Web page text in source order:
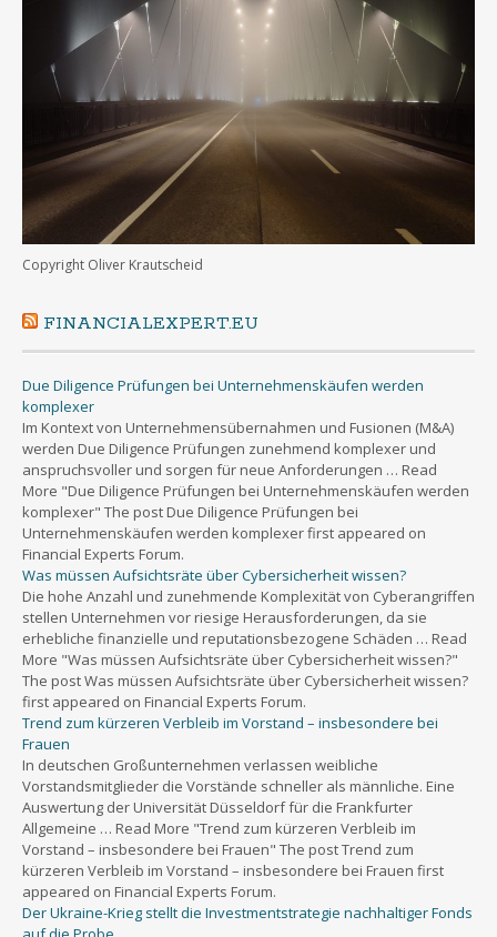
Copyright Oliver Krautscheid
FINANCIALEXPERT.EU
Due Diligence Prüfungen bei Unternehmenskäufen werden
komplexer
Im Kontext von Unternehmensübernahmen und Fusionen (M&A)
werden Due Diligence Prüfungen zunehmend komplexer und
anspruchsvoller und sorgen für neue Anforderungen … Read
More "Due Diligence Prüfungen bei Unternehmenskäufen werden
komplexer" The post Due Diligence Prüfungen bei
Unternehmenskäufen werden komplexer first appeared on
Financial Experts Forum.
Was müssen Aufsichtsräte über Cybersicherheit wissen?
Die hohe Anzahl und zunehmende Komplexität von Cyberangriffen
stellen Unternehmen vor riesige Herausforderungen, da sie
erhebliche finanzielle und reputationsbezogene Schäden … Read
More "Was müssen Aufsichtsräte über Cybersicherheit wissen?"
The post Was müssen Aufsichtsräte über Cybersicherheit wissen?
first appeared on Financial Experts Forum.
Trend zum kürzeren Verbleib im Vorstand – insbesondere bei
Frauen
In deutschen Großunternehmen verlassen weibliche
Vorstandsmitglieder die Vorstände schneller als männliche. Eine
Auswertung der Universität Düsseldorf für die Frankfurter
Allgemeine … Read More "Trend zum kürzeren Verbleib im
Vorstand – insbesondere bei Frauen" The post Trend zum
kürzeren Verbleib im Vorstand – insbesondere bei Frauen first
appeared on Financial Experts Forum.
Der Ukraine-Krieg stellt die Investmentstrategie nachhaltiger Fonds